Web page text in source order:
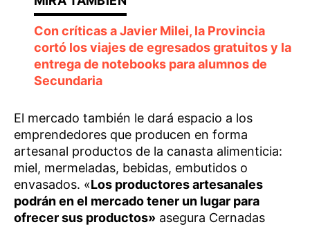
Con críticas a Javier Milei, la Provincia
cortó los viajes de egresados gratuitos y la
entrega de notebooks para alumnos de
Secundaria
El mercado también le dará espacio a los
emprendedores que producen en forma
artesanal productos de la canasta alimenticia:
miel, mermeladas, bebidas, embutidos o
envasados. «Los productores artesanales
podrán en el mercado tener un lugar para
ofrecer sus productos» asegura Cernadas